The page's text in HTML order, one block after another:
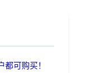
可购买！